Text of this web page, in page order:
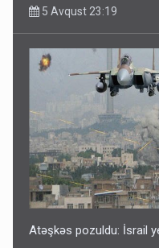
5 Avqust 23:19
Atəşkəs pozuldu: İsrail